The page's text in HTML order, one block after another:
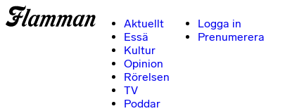
Aktuellt
Essä
Kultur
Opinion
Rörelsen
TV
Poddar
Logga in
Prenumerera